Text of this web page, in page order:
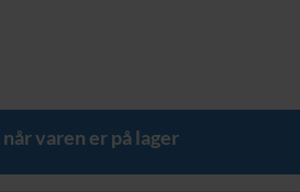
varen er på lager